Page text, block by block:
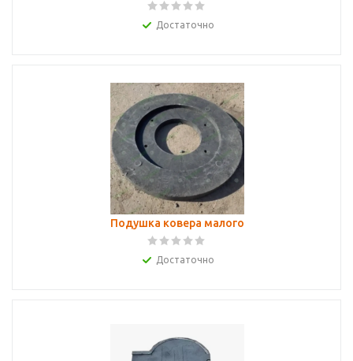
Достаточно
Подушка ковера малого
Достаточно